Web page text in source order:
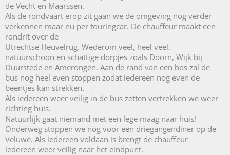
de Vecht en Maarssen.
Als de rondvaart erop zit gaan we de omgeving nog verder
verkennen maar nu per touringcar. De chauffeur maakt een
rondrit over de
Utrechtse Heuvelrug. Wederom veel, heel veel.
natuurschoon en schattige dorpjes zoals Doorn, Wijk bij
Duurstede en Amerongen. Aan de rand van een bos zal de
bus nog heel even stoppen zodat iedereen nog even de
beentjes kan strekken.
Als iedereen weer veilig in de bus zetten vertrekken we weer
richting huis.
Natuurlijk gaat niemand met een lege maag naar huis!
Onderweg stoppen we nog voor een driegangendiner op de
Veluwe. Als iedereen voldaan is brengt de chauffeur
iedereen weer veilig naar het eindpunt.